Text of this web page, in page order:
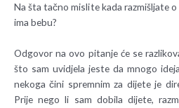
Na šta tačno mislite kada razmišljate o
ima bebu?
Odgovor na ovo pitanje će se
što sam uvidjela jeste da mnogo
nekoga čini spremnim za dijete je
Prije nego li sam dobila dijete,